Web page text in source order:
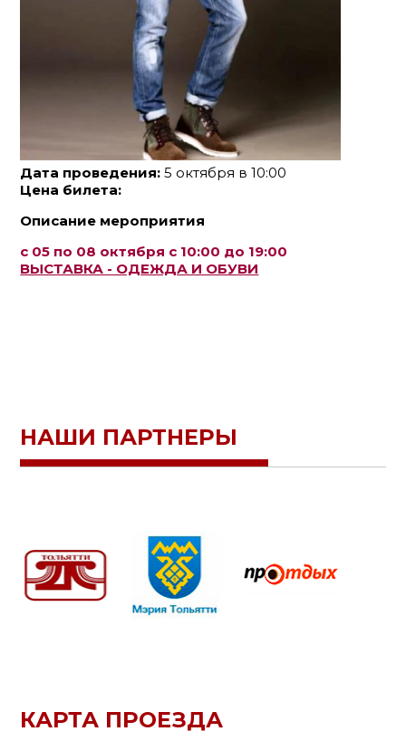
Дата проведения: 5 октября в 10:00
Цена билета:
Описание мероприятия
с 05 по 08 октября с 10:00 до 19:00
ВЫСТАВКА - ОДЕЖДА И ОБУВИ
НАШИ ПАРТНЕРЫ
КАРТА ПРОЕЗДА